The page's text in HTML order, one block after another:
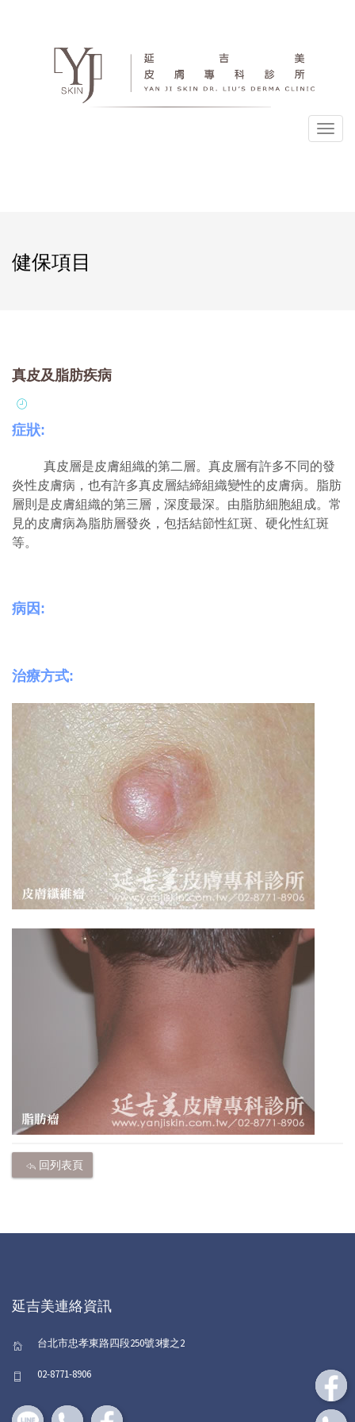
選
健保項目
真皮及脂肪疾病
症狀:
真皮層是皮膚組織的第二層。真皮層有許多不同的發
炎性皮膚病，也有許多真皮層結締組織變性的皮膚病。脂肪
層則是皮膚組織的第三層，深度最深。由脂肪細胞組成。常
見的皮膚病為脂肪層發炎，包括結節性紅斑、硬化性紅斑
等。
病因:
治療方式:
回列表頁
延吉美連絡資訊
台北市忠孝東路四段250號3樓之2
02-8771-8906